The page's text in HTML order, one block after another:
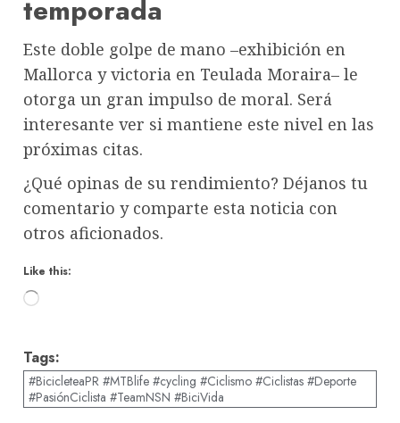
temporada
Este doble golpe de mano –exhibición en
Mallorca y victoria en Teulada Moraira– le
otorga un gran impulso de moral. Será
interesante ver si mantiene este nivel en las
próximas citas.
¿Qué opinas de su rendimiento? Déjanos tu
comentario y comparte esta noticia con
otros aficionados.
Like this:
Loading…
Tags:
#BicicleteaPR #MTBlife #cycling #Ciclismo #Ciclistas #Deporte
#PasiónCiclista #TeamNSN #BiciVida